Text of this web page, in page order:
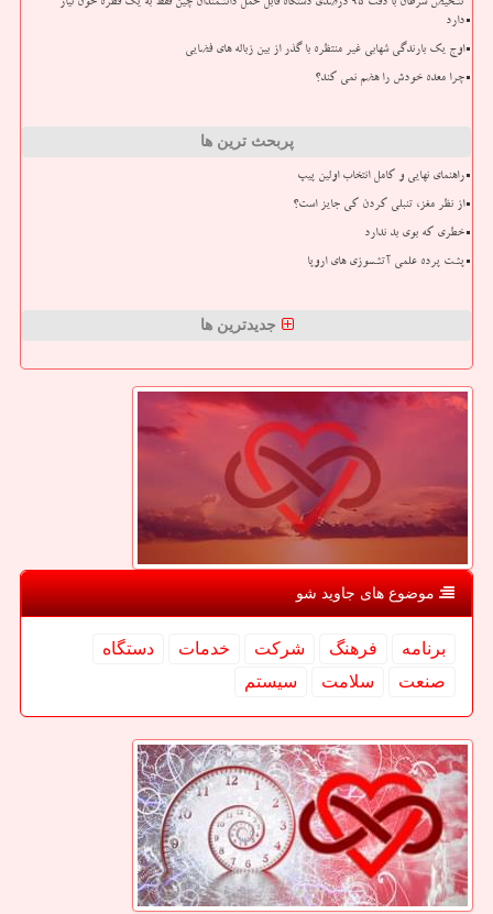
تشخیص سرطان با دقت ۹۵ درصدی دستگاه قابل حمل دانشمندان چین فقط به یک قطره خون نیاز
دارد
اوج یک بارندگی شهابی غیر منتظره با گذر از بین زباله های فضایی
چرا معده خودش را هضم نمی کند؟
پربحث ترین ها
راهنمای نهایی و کامل انتخاب اولین پیپ
از نظر مغز، تنبلی کردن کی جایز است؟
خطری که بوی بد ندارد
پشت پرده علمی آتشسوزی های اروپا
جدیدترین ها
موضوع های جاوید شو
برنامه فرهنگ شركت خدمات
دستگاه
صنعت
سلامت سیستم